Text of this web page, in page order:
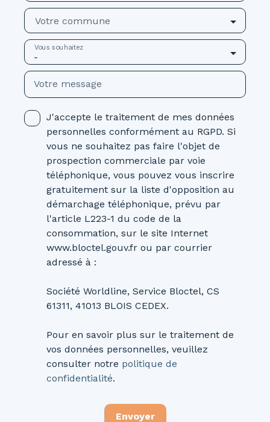
Votre commune
-
Vous souhaitez
Votre message
J'accepte le traitement de mes données
personnelles conformément au RGPD. Si
vous ne souhaitez pas faire l'objet de
prospection commerciale par voie
téléphonique, vous pouvez vous inscrire
gratuitement sur la liste d'opposition au
démarchage téléphonique, prévu par
l'article L223-1 du code de la
consommation, sur le site Internet
www.bloctel.gouv.fr ou par courrier
adressé à :
Société Worldline, Service Bloctel, CS
61311, 41013 BLOIS CEDEX.
Pour en savoir plus sur le traitement de
vos données personnelles, veuillez
consulter notre politique de
confidentialité.
Envoyer